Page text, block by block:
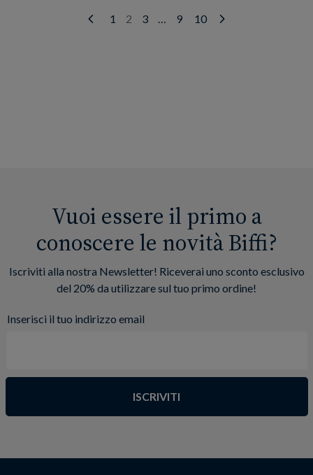
Prev
1 2 3 … 9 10
Next
Vuoi essere il primo a
conoscere le novità Biffi?
Iscriviti alla nostra Newsletter! Riceverai uno sconto esclusivo
del 20% da utilizzare sul tuo primo ordine!
Inserisci il tuo indirizzo email
ISCRIVITI